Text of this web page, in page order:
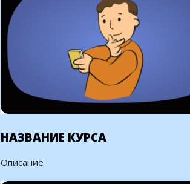
НАЗВАНИЕ КУРСА
Описание